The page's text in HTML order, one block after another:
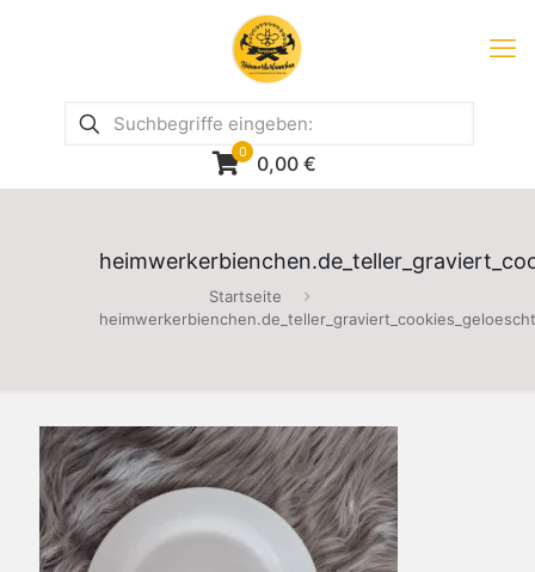
0 0,00 €
Startseite
heimwerkerbienchen.de_teller_graviert_cookies_geloescht